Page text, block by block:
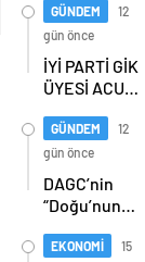
Teknopark
Nasıl
Büyüyor?
Burcu Alkan
Bilir Yeni
Hedefleri
Anlattı
GÜNDEM
12
gün önce
İYİ PARTİ GİK
ÜYESİ ACUR,
PARTİLİLERLE
BULUŞTU
GÜNDEM
12
gün önce
DAGC’nin
“Doğu’nun
Oscarları”
EKONOMİ
15